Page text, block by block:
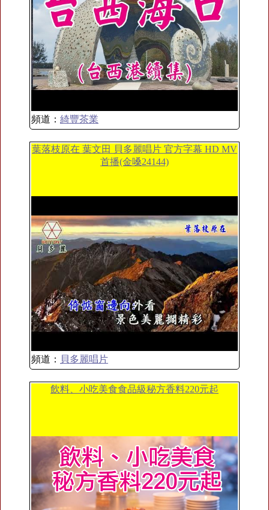
頻道： 綺豐茶業
葉落枝原在 葉文田 貝多麗唱片 官方字幕 HD MV
首播(金嗓24144)
頻道： 貝多麗唱片
飲料、小吃美食食品級秘方香料220元起